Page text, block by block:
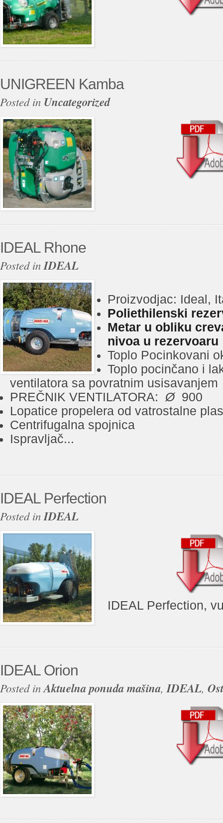
UNIGREEN Kamba
Posted in Uncategorized
IDEAL Rhone
Posted inIDEAL
Proizvodjac: Ideal,
Poliethilenski
Metar u obliku
nivoa u rezervoaru
Toplo Pocinkovani
Toplo pocinčano i
ventilatora sa povratnim usisavanjem
PREČNIK VENTILATORA: Ø900
Lopatice propelera od vatrostalne
Centrifugalna spojnica
Ispravljač...
IDEAL Perfection
Posted inIDEAL
IDEAL Perfection,
IDEAL Orion
Posted inAktuelna ponuda mašina, IDEAL,